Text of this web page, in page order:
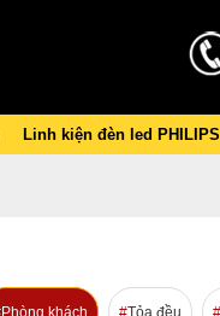
Linh kiện đèn led PHILIPS
Phòng khách Tỏa đều